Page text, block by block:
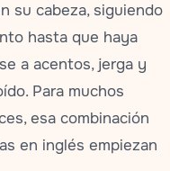
su cabeza, siguiendo
hasta que haya
a acentos, jerga y
Para muchos
esa combinación
en inglés empiezan